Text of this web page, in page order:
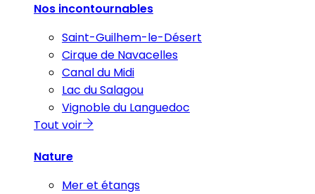
Nos incontournables
Saint-Guilhem-le-Désert
Cirque de Navacelles
Canal du Midi
Lac du Salagou
Vignoble du Languedoc
Tout voir
Nature
Mer et étangs